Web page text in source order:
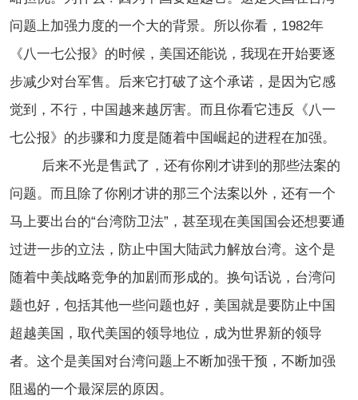
问题上加强力度的一个大的背景。所以你看，1982年
《八一七公报》的时候，美国还能说，我现在开始要逐
步减少对台军售。后来它打破了这个承诺，是因为它感
觉到，不行，中国越来越厉害。而且你看它违反《八一
七公报》的步骤和力度是随着中国崛起的进程在加强。
后来不光是售武了，还有你刚才讲到的那些法案的
问题。而且除了你刚才讲的那三个法案以外，还有一个
马上要出台的“台湾防卫法”，甚至现在美国国会还想要通
过进一步的立法，防止中国大陆武力解放台湾。这个是
随着中美战略竞争的加剧而形成的。换句话说，台湾问
题也好，包括其他一些问题也好，美国就是要防止中国
超越美国，取代美国的领导地位，成为世界新的领导
者。这个是美国对台湾问题上不断加强干预，不断加强
阻遏的一个最深层的原因。